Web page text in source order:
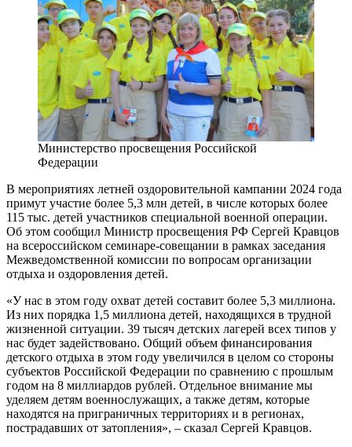
Министерство просвещения Российской
Федерации
В мероприятиях летней оздоровительной кампании 2024 года
примут участие более 5,3 млн детей, в числе которых более
115 тыс. детей участников специальной военной операции.
Об этом сообщил Министр просвещения РФ Сергей Кравцов
на всероссийском семинаре-совещании в рамках заседания
Межведомственной комиссии по вопросам организации
отдыха и оздоровления детей.
«У нас в этом году охват детей составит более 5,3 миллиона.
Из них порядка 1,5 миллиона детей, находящихся в трудной
жизненной ситуации. 39 тысяч детских лагерей всех типов у
нас будет задействовано. Общий объем финансирования
детского отдыха в этом году увеличился в целом со стороны
субъектов Российской Федерации по сравнению с прошлым
годом на 8 миллиардов рублей. Отдельное внимание мы
уделяем детям военнослужащих, а также детям, которые
находятся на приграничных территориях и в регионах,
пострадавших от затопления», – сказал Сергей Кравцов.